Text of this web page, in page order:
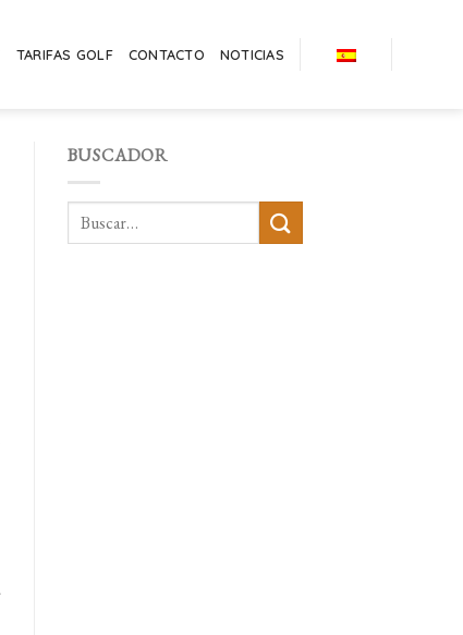
TARIFAS GOLF CONTACTO NOTICIAS
BUSCADOR